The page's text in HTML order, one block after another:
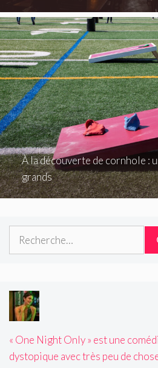
À la découverte de cornhole :
grands
Rechercher :
« One Night Only » est une
dystopique avec très peu de